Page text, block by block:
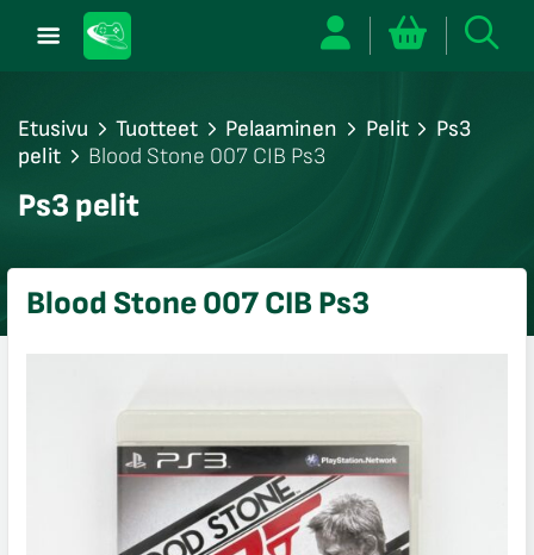
Etusivu Tuotteet Pelaaminen Pelit
Ps3
pelit
Blood Stone 007 CIB Ps3
Ps3 pelit
Blood Stone 007 CIB Ps3
sulje
sulje